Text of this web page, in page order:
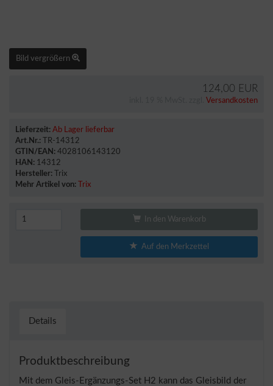
Bild vergrößern
124,00 EUR
Versandkosten
Lieferzeit: Ab Lager lieferbar
Art.Nr.:
TR-14312
GTIN/EAN: 4028106143120
HAN: 14312
Hersteller:
Trix
Mehr Artikel von:
Trix
In den Warenkorb
Auf den Merkzettel
Details
Produktbeschreibung
Mit dem Gleis-Ergänzungs-Set H2 kann das Gleisbild der